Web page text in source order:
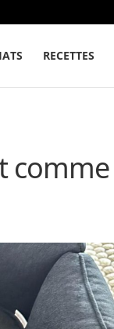
RECETTES
comme